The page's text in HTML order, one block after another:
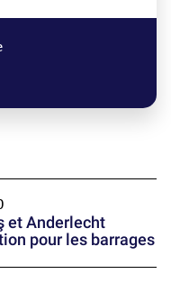
et Anderlecht
pour les barrages